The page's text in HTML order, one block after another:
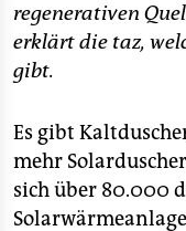
shop
fragen & hilfe
abo
genossenschaft
regenerativen
erklärt die taz,
gibt.
Es gibt
mehr
sich über 80.000